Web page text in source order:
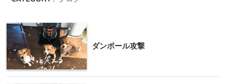
ダンボール攻撃